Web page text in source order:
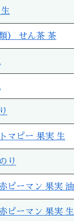
） せん茶 茶
マピー 果実 生
り
ピーマン 果実
ピーマン 果実 生